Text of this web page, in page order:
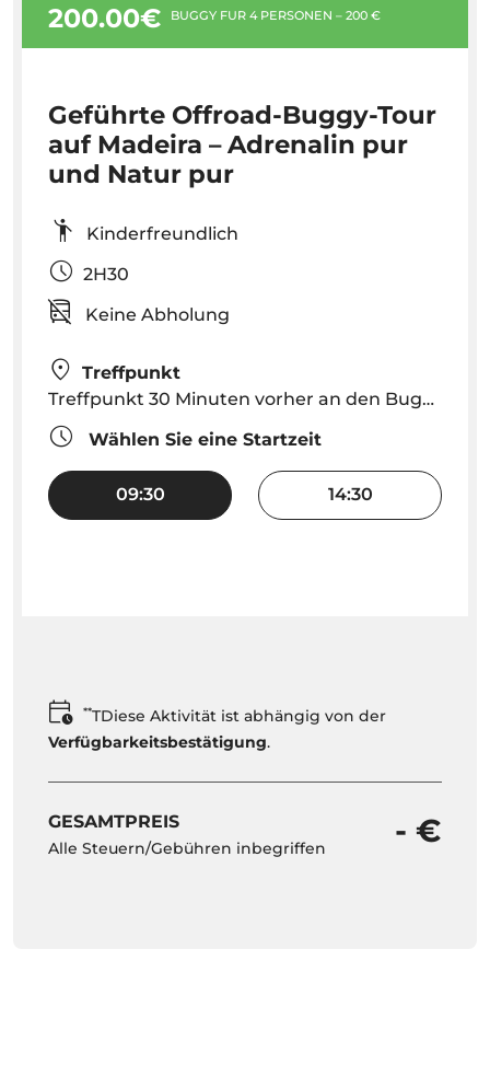
200.00€ BUGGY FÜR 4 PERSONEN – 200 €
Geführte Offroad-Buggy-Tour
auf Madeira – Adrenalin pur
und Natur pur
Kinderfreundlich
2H30
Keine Abholung
Treffpunkt
Treffpunkt 30 Minuten vorher an den Buggy Fun Trip-Anlagen
Wählen Sie eine Startzeit
09:30 14:30
**TDiese Aktivität ist abhängig von der
Verfügbarkeitsbestätigung.
GESAMTPREIS
Alle Steuern/Gebühren inbegriffen - €